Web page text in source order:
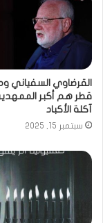
القرضاوي السفياني
قطر هم أكبر
آكلة الأكباد
سبتمبر 15, 2025